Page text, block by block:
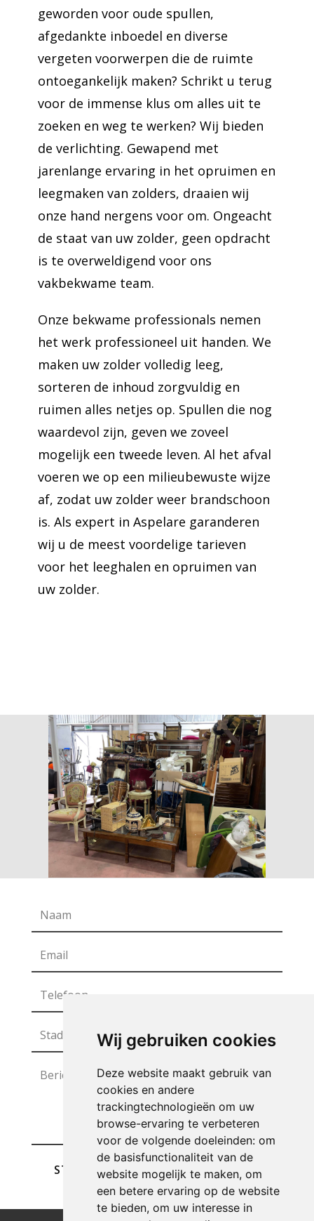
Wij gebruiken cookies
Deze website maakt gebruik van
cookies en andere
trackingtechnologieën om uw
browse-ervaring te verbeteren
voor de volgende doeleinden: om
de basisfunctionaliteit van de
website mogelijk te maken, om
een betere ervaring op de website
te bieden, om uw interesse in
geworden voor oude spullen,
afgedankte inboedel en diverse
vergeten voorwerpen die de ruimte
ontoegankelijk maken? Schrikt u terug
voor de immense klus om alles uit te
zoeken en weg te werken? Wij bieden
de verlichting. Gewapend met
jarenlange ervaring in het opruimen en
leegmaken van zolders, draaien wij
onze hand nergens voor om. Ongeacht
de staat van uw zolder, geen opdracht
is te overweldigend voor ons
vakbekwame team.
Onze bekwame professionals nemen
het werk professioneel uit handen. We
maken uw zolder volledig leeg,
sorteren de inhoud zorgvuldig en
ruimen alles netjes op. Spullen die nog
waardevol zijn, geven we zoveel
mogelijk een tweede leven. Al het afval
voeren we op een milieubewuste wijze
af, zodat uw zolder weer brandschoon
is. Als expert in Aspelare garanderen
wij u de meest voordelige tarieven
voor het leeghalen en opruimen van
uw zolder.
STUREN